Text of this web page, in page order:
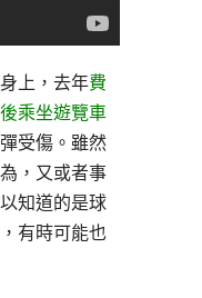
上，去年費
乘坐遊覽車
受傷。雖然
，又或者事
知道的是球
有時可能也